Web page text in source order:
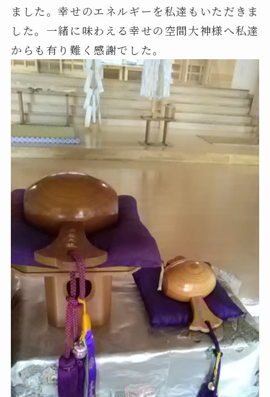
ました。幸せのエネルギーを私達もいただきま
した。一緒に味わえる幸せの空間大神様へ私達
からも有り難く感謝でした。